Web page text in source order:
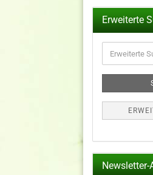
Erweiterte
Suche